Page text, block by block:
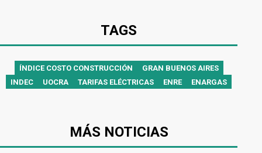
TAGS
ÍNDICE COSTO CONSTRUCCIÓN
GRAN BUENOS AIRES
INDEC
UOCRA TARIFAS ELÉCTRICAS ENRE ENARGAS
MÁS NOTICIAS